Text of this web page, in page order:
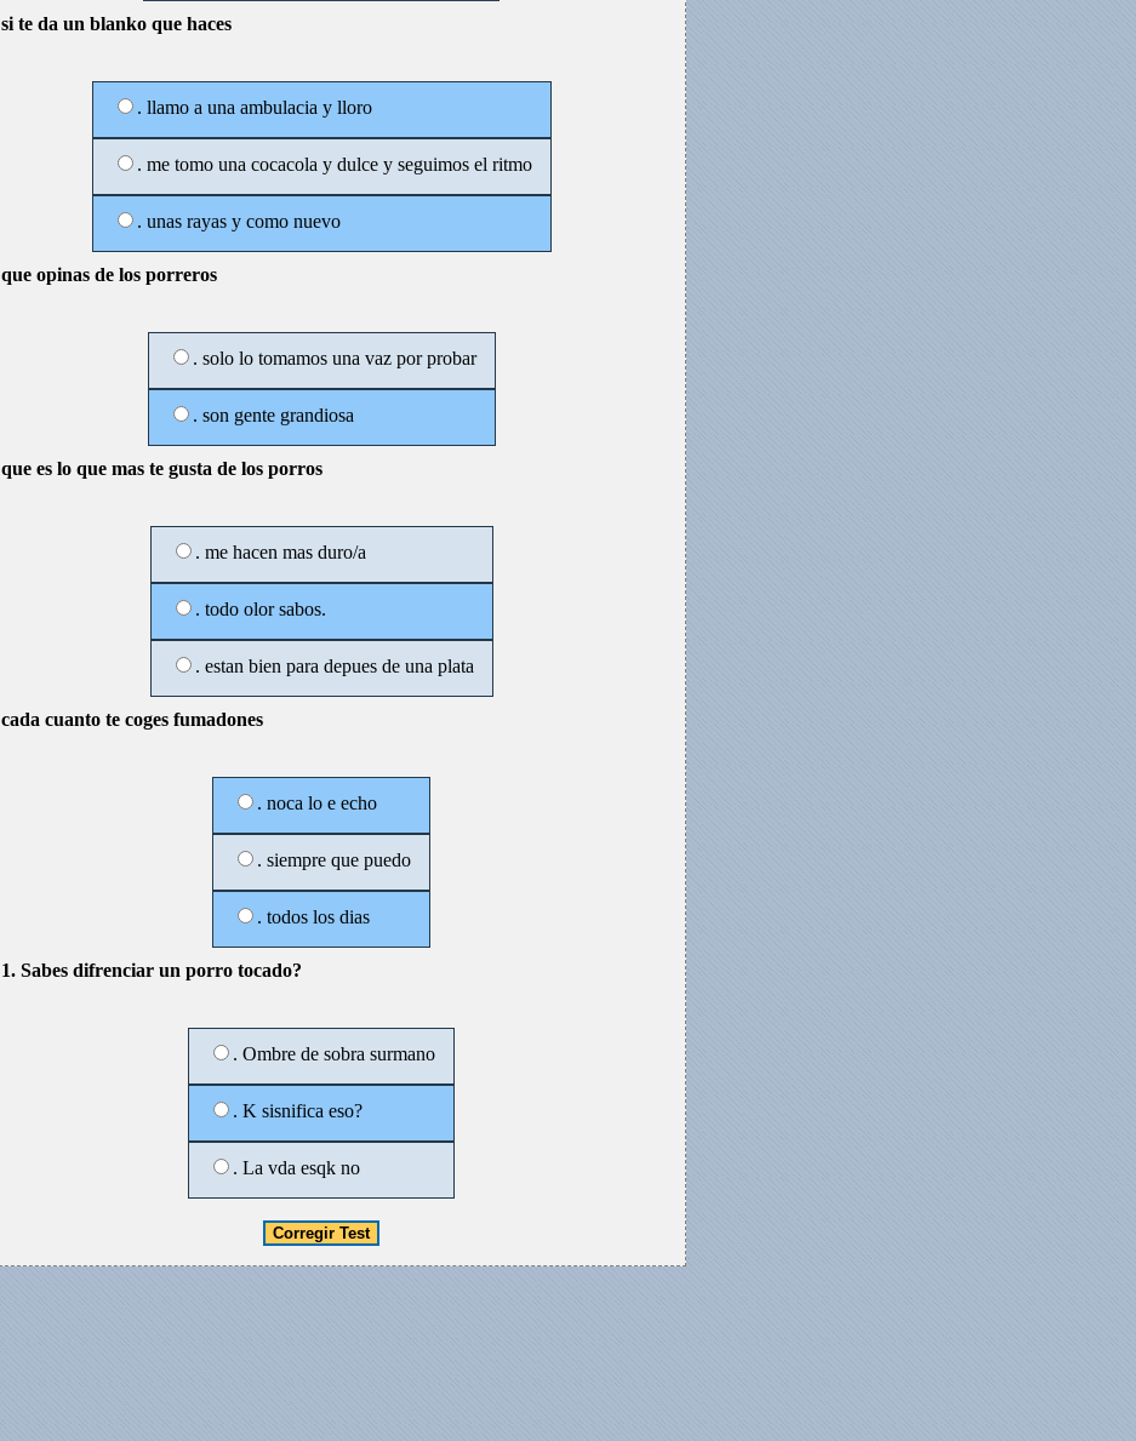
si te da un blanko que haces
. llamo a una ambulacia y lloro
. me tomo una cocacola y dulce y seguimos el ritmo
. unas rayas y como nuevo
que opinas de los porreros
. solo lo tomamos una vaz por probar
. son gente grandiosa
que es lo que mas te gusta de los porros
. me hacen mas duro/a
. todo olor sabos.
. estan bien para depues de una plata
cada cuanto te coges fumadones
. noca lo e echo
. siempre que puedo
. todos los dias
1. Sabes difrenciar un porro tocado?
. Ombre de sobra surmano
. K sisnifica eso?
. La vda esqk no